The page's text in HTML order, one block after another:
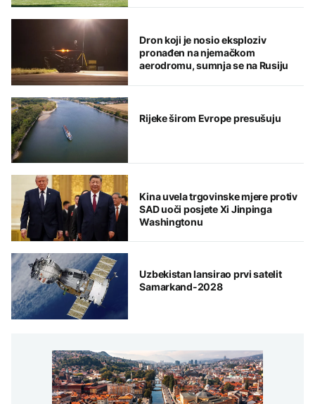
Dron koji je nosio eksploziv
pronađen na njemačkom
aerodromu, sumnja se na Rusiju
Rijeke širom Evrope presušuju
Kina uvela trgovinske mjere protiv
SAD uoči posjete Xi Jinpinga
Washingtonu
Uzbekistan lansirao prvi satelit
Samarkand-2028